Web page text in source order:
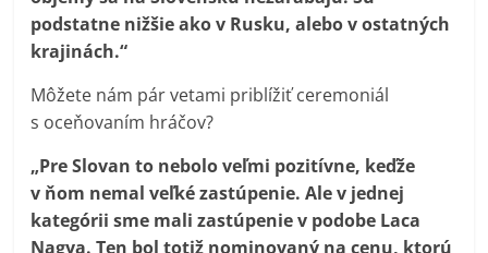
podstatne nižšie ako v Rusku, alebo v ostatných
krajinách.“
Môžete nám pár vetami priblížiť ceremoniál
s oceňovaním hráčov?
„Pre Slovan to nebolo veľmi pozitívne, keďže
v ňom nemal veľké zastúpenie. Ale v jednej
kategórii sme mali zastúpenie v podobe Laca
Nagya. Ten bol totiž nominovaný na cenu, ktorú